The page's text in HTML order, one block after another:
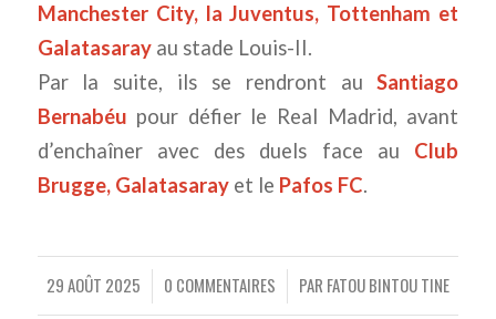
Manchester City, la Juventus, Tottenham et
Galatasarayau stade Louis-II.
Par la suite, ils se rendront auSantiago
Bernabéu pour défier le Real Madrid, avant
d’enchaîner avec des duels face au Club
Brugge, Galatasarayet le Pafos FC.
29 AOÛT 2025
/ 0 COMMENTAIRES
/ PAR FATOU BINTOU TINE